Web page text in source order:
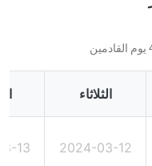
الثلاثاء
2024-03-12
13